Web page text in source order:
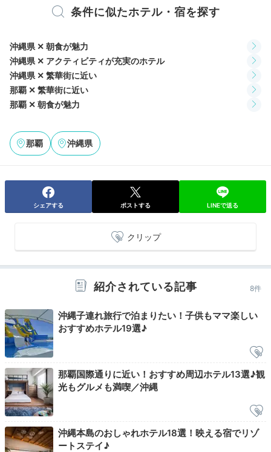
OMOベース内の「OMOカフェ」は、
でカフェ&バータイム。
のった「トロピカルパフェ」や「マンゴー黒糖プリン」
などの沖縄スイーツに、ビールやカクテルなどお酒も充
OMOカフェはとっても素敵な雰囲気の場所！ここで期
間限定開催イベント「沖縄そバリエーション」に参加し
+4
22:00
1日を締めくくる
条件に似たホテル・宿を探す
沖縄県 ✕ 朝食が魅力
沖縄県 ✕ アクティビティが充実のホテル
沖縄県 ✕ 繁華街に近い
那覇 ✕ 繁華街に近い
那覇 ✕ 朝食が魅力
那覇 沖縄県
シェアする ポストする LINEで送る
クリップ
紹介されている記事 8件
沖縄子連れ旅行で泊まりたい！子供もママ楽しい
おすすめホテル19選♪
那覇国際通りに近い！おすすめ周辺ホテル13選♪観
光もグルメも満喫／沖縄
沖縄本島のおしゃれホテル18選！映える宿でリゾ
ートステイ♪